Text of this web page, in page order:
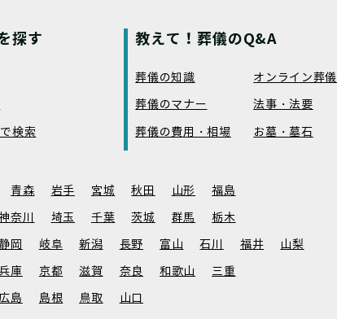
探す
検索
教えて！葬儀のQ&A
葬儀の知識 オンライン葬儀
葬儀のマナー
法事・法要
葬儀の費用・相場
お墓・墓石
青森 岩手 宮城 秋田 山形 福島
奈川 埼玉 千葉 茨城 群馬 栃木
岡 岐阜 新潟 長野 富山 石川 福井 山梨
庫 京都 滋賀 奈良 和歌山 三重
広島 島根 鳥取 山口